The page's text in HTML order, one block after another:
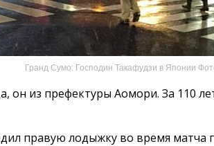
Гранд Сумо: Господин Такафудзи в Японии
он из префектуры Аомори. За 110
правую лодыжку во время матча